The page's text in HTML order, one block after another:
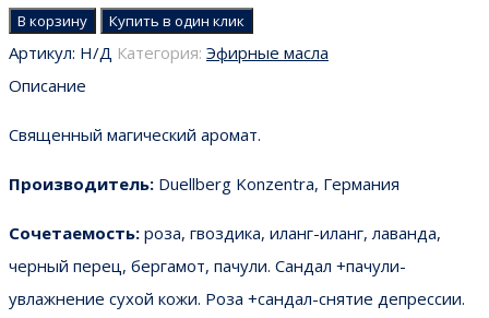
В корзину Купить в один клик
Артикул: Н/Д Категория: Эфирные масла
Описание
Священный магический аромат.
Производитель: Duellberg Konzentra, Германия
Сочетаемость: роза, гвоздика, иланг-иланг, лаванда,
черный перец, бергамот, пачули. Сандал +пачули-
увлажнение сухой кожи. Роза +сандал-снятие депрессии.